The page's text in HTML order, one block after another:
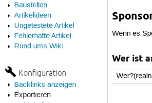
Baustellen
Artikelideen
Ungetestete Artikel
Fehlerhafte Artikel
Rund ums Wiki
Konfiguration
Backlinks anzeigen
Exportieren
Wenn es
Wer ist